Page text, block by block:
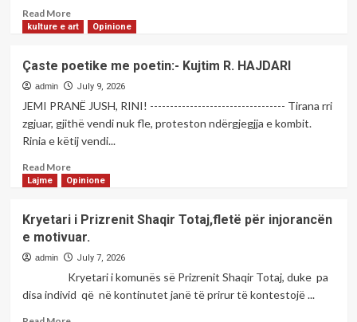
HYSA
Read MoreRead
more
shtuna
poetike
me
poetin;-
F.MORINA
kulture e art Opinione
Çaste poetike me poetin:- Kujtim R. HAJDARI
admin July 9, 2026
JEMI PRANË JUSH, RINI! ---------------------------------- Tirana rri
zgjuar, gjithë vendi nuk fle, proteston ndërgjegjja e kombit.
Rinia e këtij vendi...
Read MoreRead
more
poetike
me
poetin:-
Kujtim
HAJDARI
Lajme Opinione
Kryetari i Prizrenit Shaqir Totaj,fletë për injorancën
e motivuar.
admin July 7, 2026
Kryetari i komunës së Prizrenit Shaqir Totaj, duke pa
disa individ që në kontinutet janë të prirur të kontestojë ...
Read